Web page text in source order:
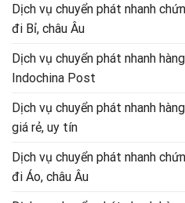
Dịch vụ chuyển phát nhanh
đi Bỉ, châu Âu
Dịch vụ chuyển phát nhanh
Indochina Post
Dịch vụ chuyển phát nhanh
giá rẻ, uy tín
Dịch vụ chuyển phát nhanh
đi Áo, châu Âu